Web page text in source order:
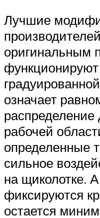
Лучшие
оригинальным
функционируют
означает
распределение
рабочей
определенные
сильное
на щиколотке.
фиксируются
остается